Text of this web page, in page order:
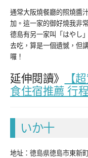
通常大阪燒餐廳的照燒醬
加。這一家的御好燒我非
德島有另一家叫「はやし
去吃，算是一個遺憾，但
囉！
延伸閱讀》
【
食住宿推薦 行
いか十
地址：徳島県徳島市東新